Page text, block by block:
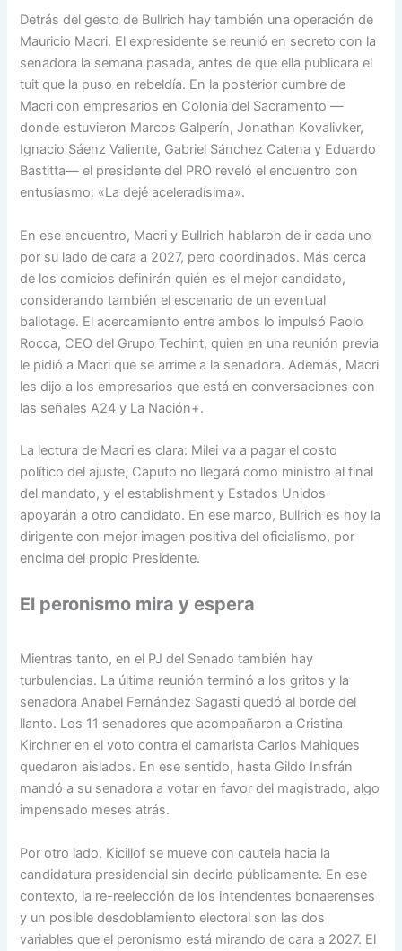
Detrás del gesto de Bullrich hay también una operación de
Mauricio Macri. El expresidente se reunió en secreto con la
senadora la semana pasada, antes de que ella publicara el
tuit que la puso en rebeldía. En la posterior cumbre de
Macri con empresarios en Colonia del Sacramento —
donde estuvieron Marcos Galperín, Jonathan Kovalivker,
Ignacio Sáenz Valiente, Gabriel Sánchez Catena y Eduardo
Bastitta— el presidente del PRO reveló el encuentro con
entusiasmo: «La dejé aceleradísima».
En ese encuentro, Macri y Bullrich hablaron de ir cada uno
por su lado de cara a 2027, pero coordinados. Más cerca
de los comicios definirán quién es el mejor candidato,
considerando también el escenario de un eventual
ballotage. El acercamiento entre ambos lo impulsó Paolo
Rocca, CEO del Grupo Techint, quien en una reunión previa
le pidió a Macri que se arrime a la senadora. Además, Macri
les dijo a los empresarios que está en conversaciones con
las señales A24 y La Nación+.
La lectura de Macri es clara: Milei va a pagar el costo
político del ajuste, Caputo no llegará como ministro al final
del mandato, y el establishment y Estados Unidos
apoyarán a otro candidato. En ese marco, Bullrich es hoy la
dirigente con mejor imagen positiva del oficialismo, por
encima del propio Presidente.
El peronismo mira y espera
Mientras tanto, en el PJ del Senado también hay
turbulencias. La última reunión terminó a los gritos y la
senadora Anabel Fernández Sagasti quedó al borde del
llanto. Los 11 senadores que acompañaron a Cristina
Kirchner en el voto contra el camarista Carlos Mahiques
quedaron aislados. En ese sentido, hasta Gildo Insfrán
mandó a su senadora a votar en favor del magistrado, algo
impensado meses atrás.
Por otro lado, Kicillof se mueve con cautela hacia la
candidatura presidencial sin decirlo públicamente. En ese
contexto, la re-reelección de los intendentes bonaerenses
y un posible desdoblamiento electoral son las dos
variables que el peronismo está mirando de cara a 2027. El